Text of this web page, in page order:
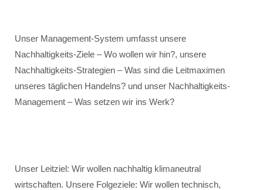
Unser Management-System umfasst unsere
Nachhaltigkeits-Ziele – Wo wollen wir hin?, unsere
Nachhaltigkeits-Strategien – Was sind die Leitmaximen
unseres täglichen Handelns? und unser Nachhaltigkeits-
Management – Was setzen wir ins Werk?
Unser Leitziel: Wir wollen nachhaltig klimaneutral
wirtschaften. Unsere Folgeziele: Wir wollen technisch,